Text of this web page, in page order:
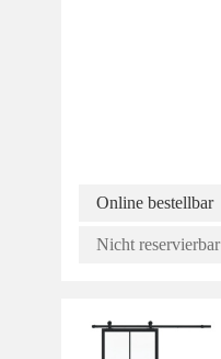
Online bestellbar
Nicht reservierbar